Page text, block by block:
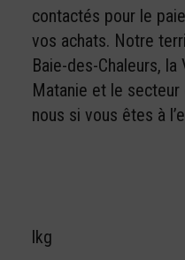
contactés pour le
vos achats. Notre
Baie-des-Chaleurs,
Matanie et le secteur
nous si vous êtes à
lkg